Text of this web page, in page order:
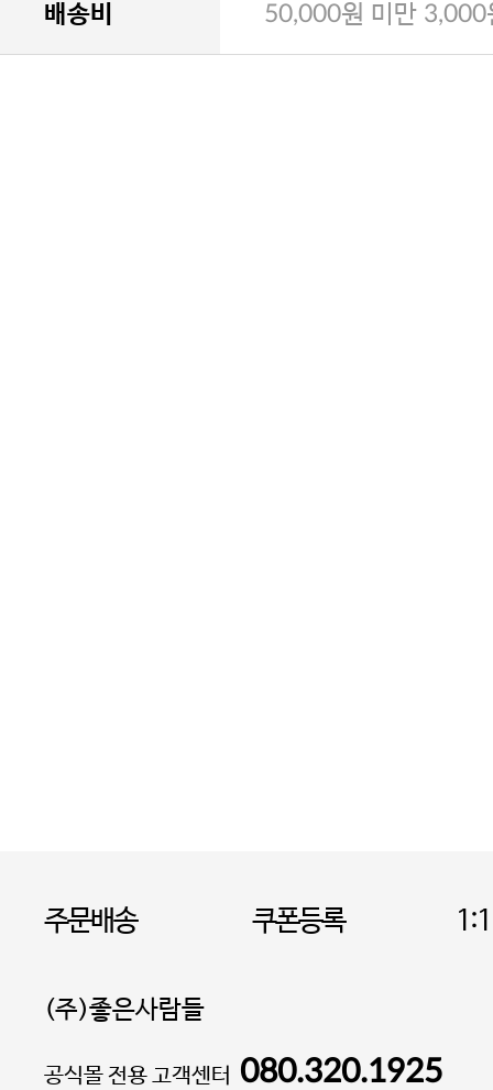
배송비 50,000원 미만 3,000
주문배송 쿠폰등록
(주)좋은사람들
대표 이성현,박영환| 개인정보관리책임자 김상현
공식몰 전용 고객센터 080.320.1925